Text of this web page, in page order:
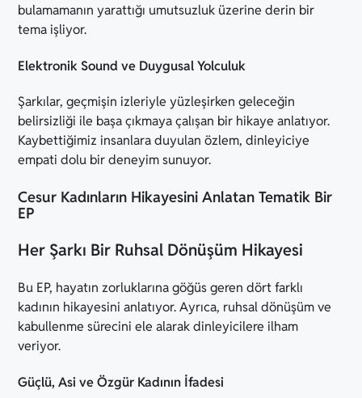
bulamamanın yarattığı umutsuzluk üzerine derin bir
tema işliyor.
Elektronik Sound ve Duygusal Yolculuk
Şarkılar, geçmişin izleriyle yüzleşirken geleceğin
belirsizliği ile başa çıkmaya çalışan bir hikaye anlatıyor.
Kaybettiğimiz insanlara duyulan özlem, dinleyiciye
empati dolu bir deneyim sunuyor.
Cesur Kadınların Hikayesini Anlatan Tematik Bir
EP
Her Şarkı Bir Ruhsal Dönüşüm Hikayesi
Bu EP, hayatın zorluklarına göğüs geren dört farklı
kadının hikayesini anlatıyor. Ayrıca, ruhsal dönüşüm ve
kabullenme sürecini ele alarak dinleyicilere ilham
veriyor.
Güçlü, Asi ve Özgür Kadının İfadesi